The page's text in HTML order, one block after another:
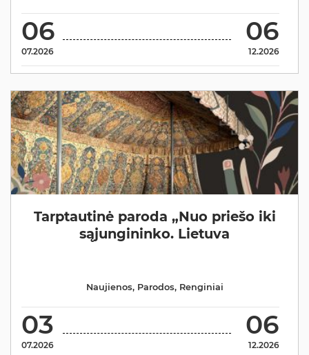
06
07.2026
06
12.2026
Tarptautinė paroda „Nuo priešo iki
sąjungininko. Lietuva
03
07.2026
06
12.2026
Naujienos, Parodos, Renginiai